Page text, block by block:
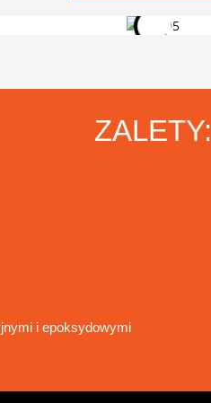
ZALETY:
i epoksydowymi